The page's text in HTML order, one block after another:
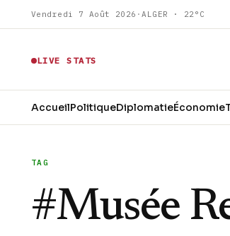
Vendredi 7 Août 2026 ·ALGER · 22°C
LIVE STATS
AccueilPolitiqueDiplomatieÉconomie
TAG
#Musée